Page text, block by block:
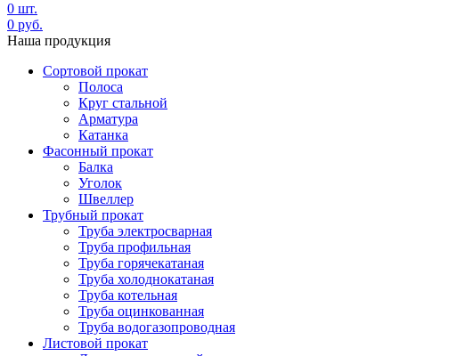
0 шт.
0 руб.
Наша продукция
Сортовой прокат
Полоса
Круг стальной
Арматура
Катанка
Фасонный прокат
Балка
Уголок
Швеллер
Трубный прокат
Труба электросварная
Труба профильная
Труба горячекатаная
Труба холоднокатаная
Труба котельная
Труба оцинкованная
Труба водогазопроводная
Листовой прокат